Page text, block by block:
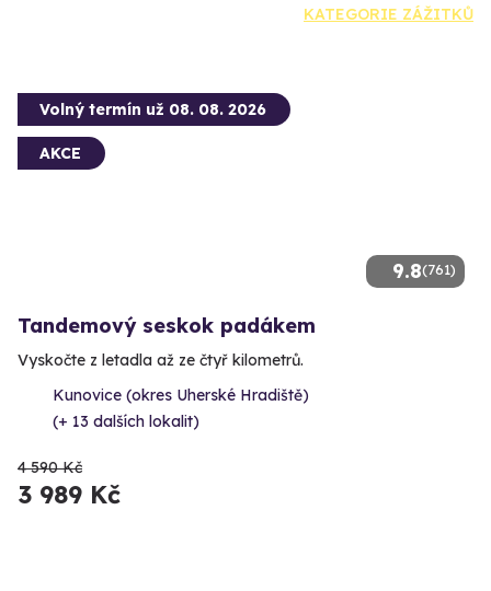
KATEGORIE ZÁŽITKŮ
9.8(761)
Volný termín už 08. 08. 2026
AKCE
Tandemový seskok padákem
Vyskočte z letadla až ze čtyř kilometrů.
Kunovice (okres Uherské Hradiště)
(+ 13 dalších lokalit)
4 590 Kč
3 989 Kč